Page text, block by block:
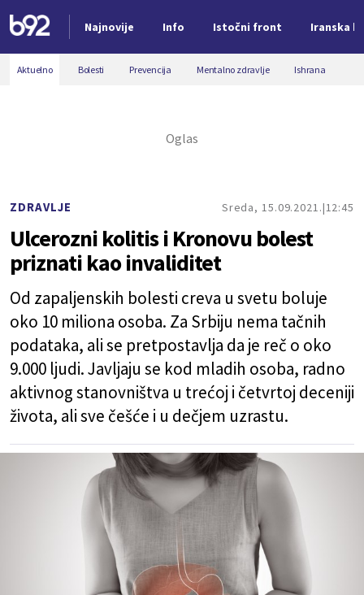
Najnovije Info Istočni front Iranska
Nova vest
Aktuelno Bolesti Prevencija Mentalno zdravlje Ishrana
ZDRAVLJE Sreda, 15.09.2021. 12:45
Ulcerozni kolitis i Kronovu bolest
priznati kao invaliditet
Od zapaljenskih bolesti creva u svetu boluje
oko 10 miliona osoba. Za Srbiju nema tačnih
podataka, ali se pretpostavlja da je reč o oko
9.000 ljudi. Javljaju se kod mladih osoba, radno
aktivnog stanovništva u trećoj i četvrtoj deceniji
života, ali sve češće i u dečjem uzrastu.